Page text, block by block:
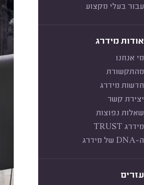
עבור בעלי מקצוע
אודות מידרג
מי אנחנו
מהתקשורת
חדשות מידרג
יצירת קשר
שאלות נפוצות
מידרג TRUST
ה-DNA של מידרג
עזרים